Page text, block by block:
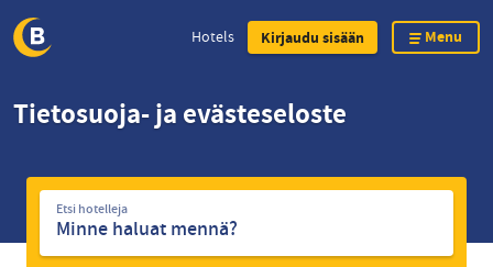
Hotels Kirjaudu sisään Menu
Tietosuoja- ja evästeseloste
Etsi
hotelleja
Etsi hotelleja